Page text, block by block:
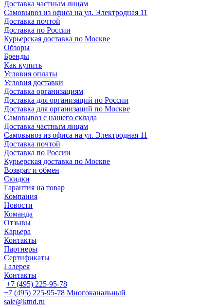
Доставка частным лицам
Самовывоз из офиса на ул. Электродная 11
Доставка почтой
Доставка по России
Курьерская доставка по Москве
Обзоры
Бренды
Как купить
Условия оплаты
Условия доставки
Доставка организациям
Доставка для организаций по России
Доставка для организаций по Москве
Самовывоз с нашего склада
Доставка частным лицам
Самовывоз из офиса на ул. Электродная 11
Доставка почтой
Доставка по России
Курьерская доставка по Москве
Возврат и обмен
Скидки
Гарантия на товар
Компания
Новости
Команда
Отзывы
Карьера
Контакты
Партнеры
Сертификаты
Галерея
Контакты
+7 (495) 225-95-78
+7 (495) 225-95-78 Многоканальный
sale@ktnd.ru